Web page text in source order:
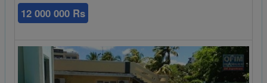
12 000 000 Rs